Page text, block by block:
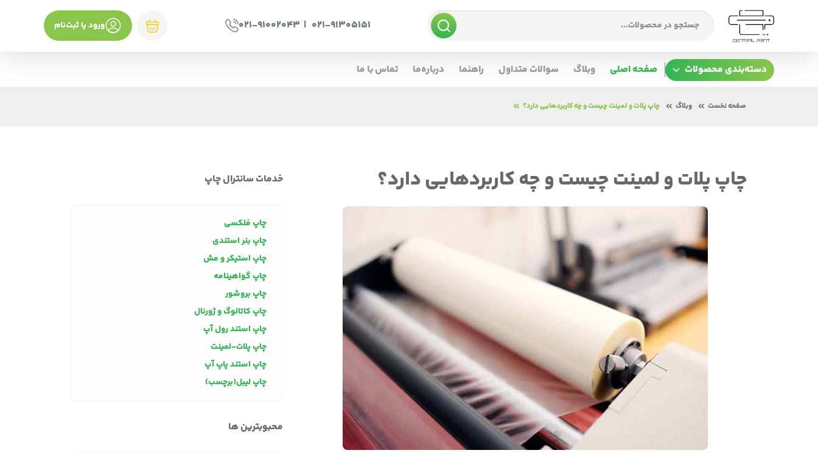
021-91305151
|
021-91002043 ورود یا ثبت‌نام
دسته‌بندی محصولات صفحه اصلی وبلاگ سوالات متداول راهنما درباره‌ما تماس با ما
صفحه نخست وبلاگ چاپ پلات و لمینت چیست و چه کاربرد‌هایی دارد؟
چاپ پلات و لمینت چیست و چه کاربرد‌هایی دارد؟ خدمات سانترال چاپ
چاپ فلکسی
چاپ بنر استندی
چاپ استیکر و مش
چاپ گواهینامه
چاپ بروشور
چاپ کاتالوگ و ژورنال
چاپ استند رول آپ
چاپ پلات-لمینت
چاپ استند پاپ آپ
چاپ لیبل(برچسب)
محبوبترین ها